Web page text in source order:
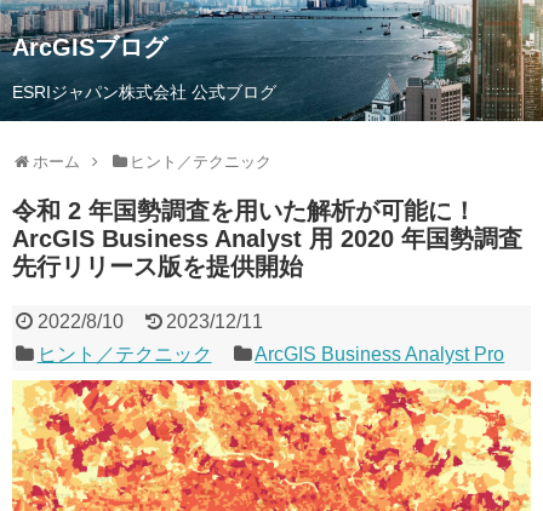
ArcGISブログ
ESRIジャパン株式会社 公式ブログ
ホーム ヒント／テクニック
令和 2 年国勢調査を用いた解析が可能に！
ArcGIS Business Analyst 用 2020 年国勢調査
先行リリース版を提供開始
2022/8/10
2023/12/11
ヒント／テクニック
ArcGIS Business Analyst Pro